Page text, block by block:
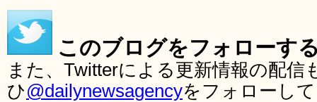
このブログをフォローす
また、Twitterによる更新情報の配
ひ@dailynewsagencyをフォローし